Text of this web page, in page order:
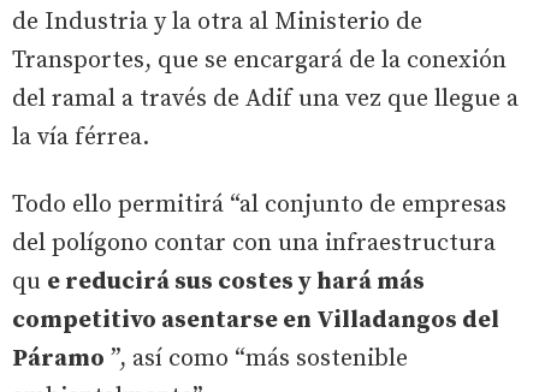
de Industria y la otra al Ministerio de
Transportes, que se encargará de la conexión
del ramal a través de Adif una vez que llegue a
la vía férrea.
Todo ello permitirá “al conjunto de empresas
del polígono contar con una infraestructura
qu e reducirá sus costes y hará más
competitivo asentarse en Villadangos del
Páramo ”, así como “más sostenible